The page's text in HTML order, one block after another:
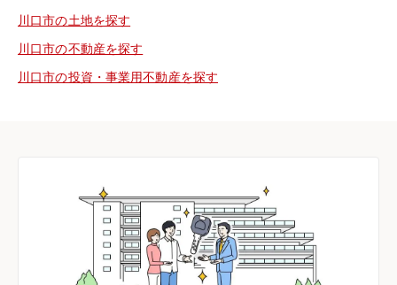
川口市の土地を探す
川口市の不動産を探す
川口市の投資・事業用不動産を探す